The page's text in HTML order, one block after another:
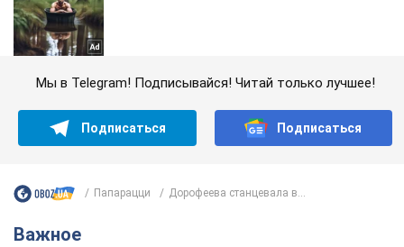
Мы в Telegram! Подписывайся! Читай только лучшее!
Подписаться Подписаться
Папарацци Дорофеева станцевала в...
Важное